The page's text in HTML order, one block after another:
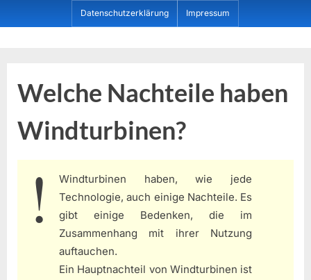
to
Datenschutzerklärung Impressum
Welche Nachteile haben
Windturbinen?
Windturbinen haben, wie jede
Technologie, auch einige Nachteile. Es
gibt einige Bedenken, die im
Zusammenhang mit ihrer Nutzung
auftauchen.
Ein Hauptnachteil von Windturbinen ist